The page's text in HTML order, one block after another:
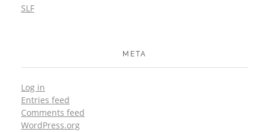
SLF
META
Log in
Entries feed
Comments feed
WordPress.org